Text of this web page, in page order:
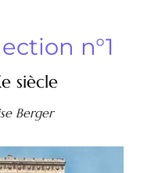
n°1
siècle
Berger